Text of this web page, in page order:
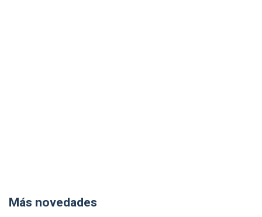
Más novedades